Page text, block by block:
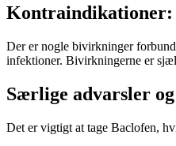
Kontraindikationer:
Der er nogle bivirkninger
infektioner. Bivirkningerne er
Særlige advarsler
Det er vigtigt at tage Baclofen,